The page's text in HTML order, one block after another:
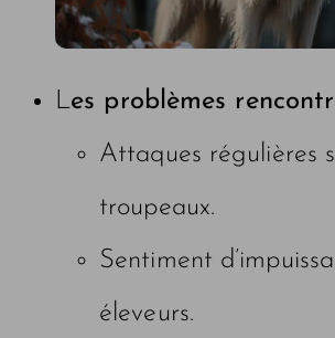
Les problèmes
Attaques régulières
troupeaux.
Sentiment
éleveurs.